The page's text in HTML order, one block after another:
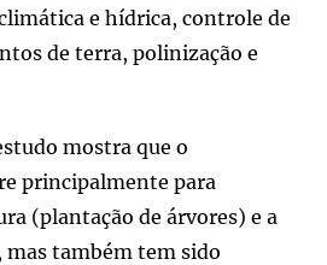
e hídrica, controle de
de terra, polinização e
mostra que o
principalmente para
(plantação de árvores) e a
também tem sido